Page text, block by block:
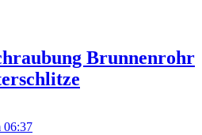
Brunnenrohr
06:37